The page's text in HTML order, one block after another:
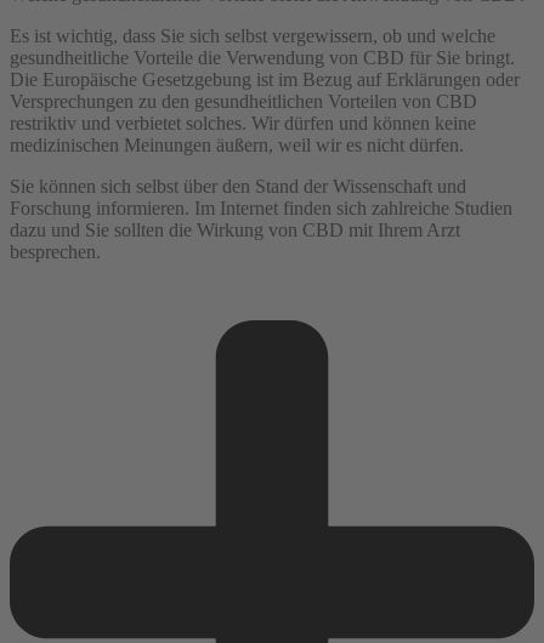
Es ist wichtig, dass Sie sich selbst vergewissern, ob und welche
gesundheitliche Vorteile die Verwendung von CBD für Sie bringt.
Die Europäische Gesetzgebung ist im Bezug auf Erklärungen oder
Versprechungen zu den gesundheitlichen Vorteilen von CBD
restriktiv und verbietet solches. Wir dürfen und können keine
medizinischen Meinungen äußern, weil wir es nicht dürfen.
Sie können sich selbst über den Stand der Wissenschaft und
Forschung informieren. Im Internet finden sich zahlreiche Studien
dazu und Sie sollten die Wirkung von CBD mit Ihrem Arzt
besprechen.